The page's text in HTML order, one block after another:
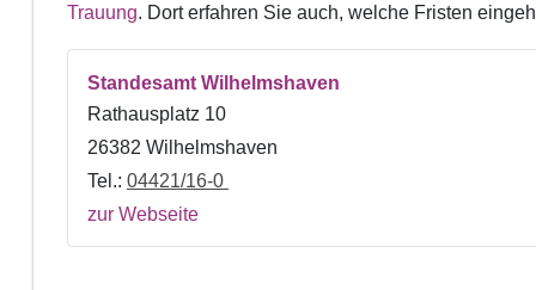
Trauung. Dort erfahren Sie auch, welche Fristen
Standesamt Wilhelmshaven
Rathausplatz 10
26382 Wilhelmshaven
Tel.: 04421/16-0
zur Webseite